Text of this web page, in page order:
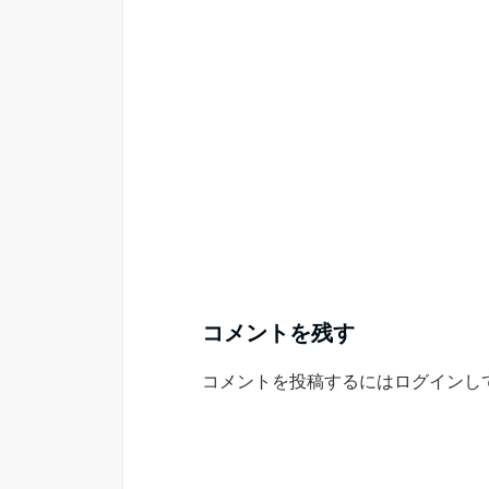
コメントを残す
コメントを投稿するには ログイン し